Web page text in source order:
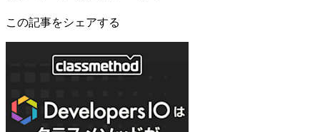
この記事をシェアする